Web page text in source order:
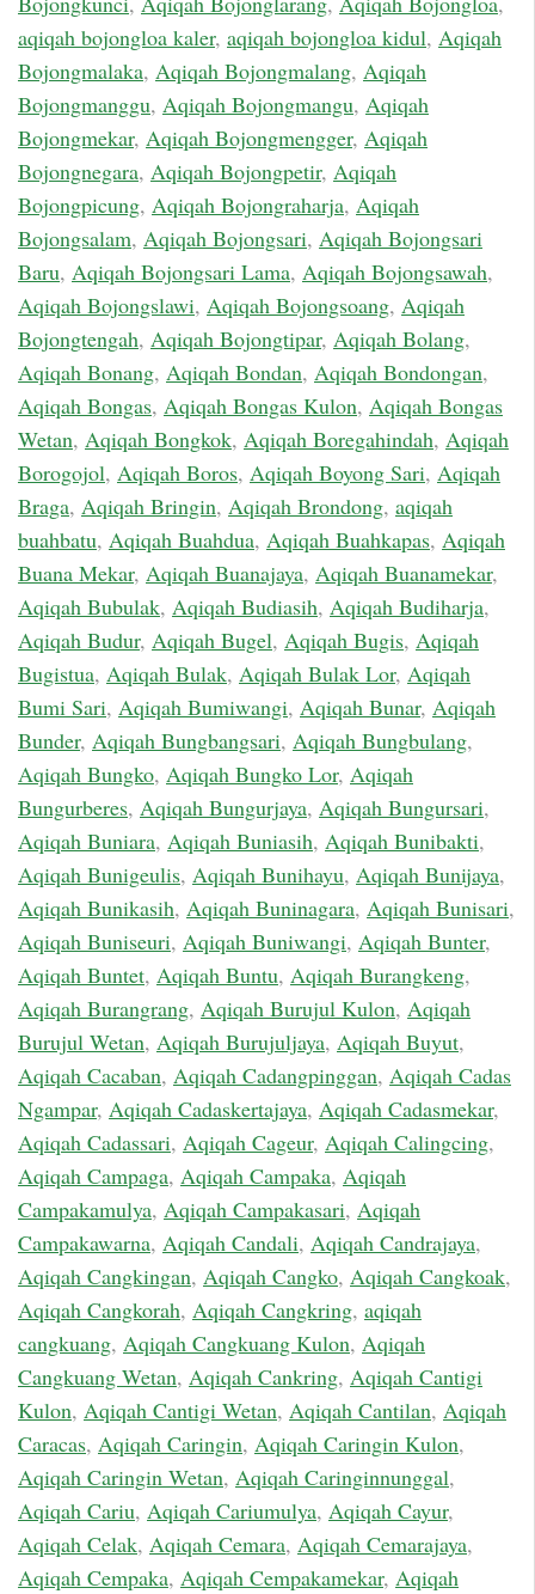
aqiqah bojongloa kaler, aqiqah bojongloa kidul, Aqiqah
Bojongmalaka, Aqiqah Bojongmalang, Aqiqah
Bojongmanggu, Aqiqah Bojongmangu, Aqiqah
Bojongmekar, Aqiqah Bojongmengger, Aqiqah
Bojongnegara, Aqiqah Bojongpetir, Aqiqah
Bojongpicung, Aqiqah Bojongraharja, Aqiqah
Bojongsalam, Aqiqah Bojongsari, Aqiqah Bojongsari
Baru, Aqiqah Bojongsari Lama, Aqiqah Bojongsawah,
Aqiqah Bojongslawi, Aqiqah Bojongsoang, Aqiqah
Bojongtengah, Aqiqah Bojongtipar, Aqiqah Bolang,
Aqiqah Bonang, Aqiqah Bondan, Aqiqah Bondongan,
Aqiqah Bongas, Aqiqah Bongas Kulon, Aqiqah Bongas
Wetan, Aqiqah Bongkok, Aqiqah Boregahindah, Aqiqah
Borogojol, Aqiqah Boros, Aqiqah Boyong Sari, Aqiqah
Braga, Aqiqah Bringin, Aqiqah Brondong, aqiqah
buahbatu, Aqiqah Buahdua, Aqiqah Buahkapas, Aqiqah
Buana Mekar, Aqiqah Buanajaya, Aqiqah Buanamekar,
Aqiqah Bubulak, Aqiqah Budiasih, Aqiqah Budiharja,
Aqiqah Budur, Aqiqah Bugel, Aqiqah Bugis, Aqiqah
Bugistua, Aqiqah Bulak, Aqiqah Bulak Lor, Aqiqah
Bumi Sari, Aqiqah Bumiwangi, Aqiqah Bunar, Aqiqah
Bunder, Aqiqah Bungbangsari, Aqiqah Bungbulang,
Aqiqah Bungko, Aqiqah Bungko Lor, Aqiqah
Bungurberes, Aqiqah Bungurjaya, Aqiqah Bungursari,
Aqiqah Buniara, Aqiqah Buniasih, Aqiqah Bunibakti,
Aqiqah Bunigeulis, Aqiqah Bunihayu, Aqiqah Bunijaya,
Aqiqah Bunikasih, Aqiqah Buninagara, Aqiqah Bunisari,
Aqiqah Buniseuri, Aqiqah Buniwangi, Aqiqah Bunter,
Aqiqah Buntet, Aqiqah Buntu, Aqiqah Burangkeng,
Aqiqah Burangrang, Aqiqah Burujul Kulon, Aqiqah
Burujul Wetan, Aqiqah Burujuljaya, Aqiqah Buyut,
Aqiqah Cacaban, Aqiqah Cadangpinggan, Aqiqah Cadas
Ngampar, Aqiqah Cadaskertajaya, Aqiqah Cadasmekar,
Aqiqah Cadassari, Aqiqah Cageur, Aqiqah Calingcing,
Aqiqah Campaga, Aqiqah Campaka, Aqiqah
Campakamulya, Aqiqah Campakasari, Aqiqah
Campakawarna, Aqiqah Candali, Aqiqah Candrajaya,
Aqiqah Cangkingan, Aqiqah Cangko, Aqiqah Cangkoak,
Aqiqah Cangkorah, Aqiqah Cangkring, aqiqah
cangkuang, Aqiqah Cangkuang Kulon, Aqiqah
Cangkuang Wetan, Aqiqah Cankring, Aqiqah Cantigi
Kulon, Aqiqah Cantigi Wetan, Aqiqah Cantilan, Aqiqah
Caracas, Aqiqah Caringin, Aqiqah Caringin Kulon,
Aqiqah Caringin Wetan, Aqiqah Caringinnunggal,
Aqiqah Cariu, Aqiqah Cariumulya, Aqiqah Cayur,
Aqiqah Celak, Aqiqah Cemara, Aqiqah Cemarajaya,
Aqiqah Cempaka, Aqiqah Cempakamekar, Aqiqah